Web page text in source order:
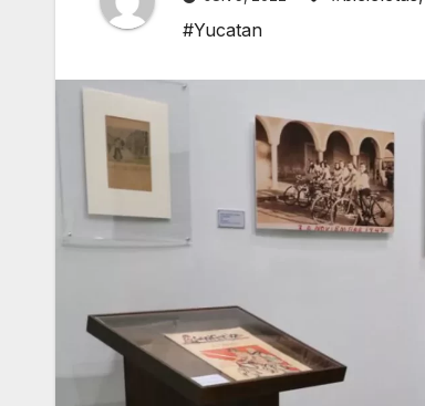
#Yucatan